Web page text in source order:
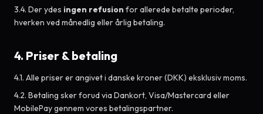
3.4. Der ydes ingen refusion for allerede betalte perioder,
hverken ved månedlig eller årlig betaling.
4. Priser & betaling
4.1. Alle priser er angivet i danske kroner (DKK) eksklusiv moms.
4.2. Betaling sker forud via Dankort, Visa/Mastercard eller
MobilePay gennem vores betalingspartner.